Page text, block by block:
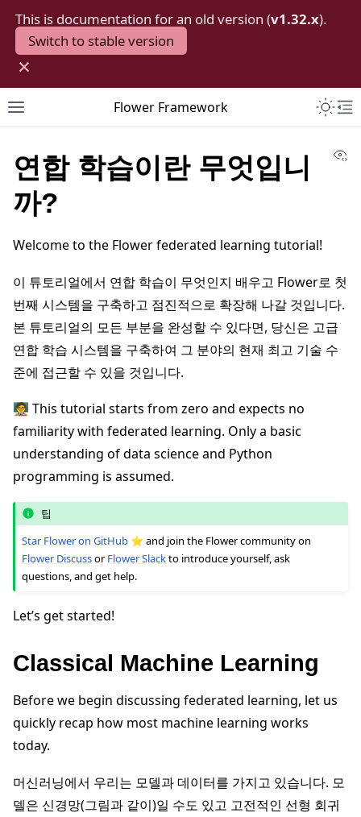
This is documentation for an old version (v1.32.x).
Switch to stable version
×
Toggle site navigation sidebar
Flower Framework
navigation of 빠른 시작 튜토리얼
navigation of Deploy
연합 학습이란 무엇입니
까?
Welcome to the Flower federated learning tutorial!
이 튜토리얼에서 연합 학습이 무엇인지 배우고 Flower로 첫
번째 시스템을 구축하고 점진적으로 확장해 나갈 것입니다.
본 튜토리얼의 모든 부분을 완성할 수 있다면, 당신은 고급
연합 학습 시스템을 구축하여 그 분야의 현재 최고 기술 수
준에 접근할 수 있을 것입니다.
🧑‍🏫 This tutorial starts from zero and expects no
familiarity with federated learning. Only a basic
understanding of data science and Python
programming is assumed.
팁
Star Flower on GitHub ⭐️ and join the Flower community on
Flower DiscussorFlower Slackto introduce yourself, ask
questions, and get help.
Let’s get started!
Classical Machine Learning
Before we begin discussing federated learning, let us
quickly recap how most machine learning works
today.
머신러닝에서 우리는 모델과 데이터를 가지고 있습니다. 모
델은 신경망(그림과 같이)일 수도 있고 고전적인 선형 회귀